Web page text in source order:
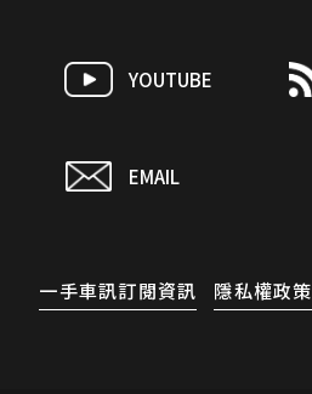
YOUTUBE
EMAIL
一手車訊訂閱資訊 隱私權政策